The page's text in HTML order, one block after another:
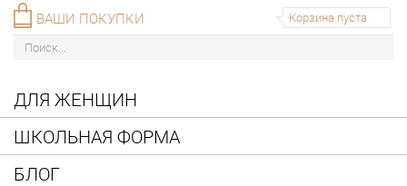
Корзина пуста
ВАШИ ПОКУПКИ
ДЛЯ ЖЕНЩИН
ШКОЛЬНАЯ ФОРМА
БЛОГ